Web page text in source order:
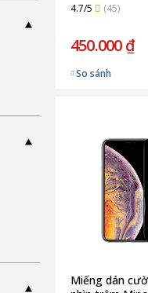
4.7/5 (45)
450.000 ₫
So sánh
Miếng dán